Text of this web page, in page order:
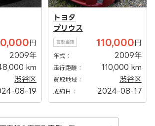
円
2009年
km
渋谷区
08-19
トヨタ
プリウス
買取金額 110,000 円
年式： 2009年
走行距離： 110,000 km
買取地域： 渋谷区
成約日： 2024-08-17